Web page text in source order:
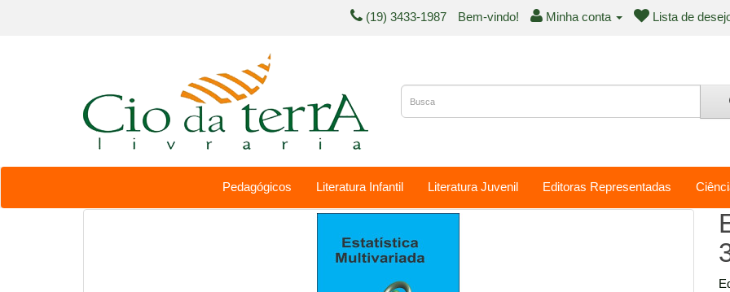
(19) 3433-1987 Bem-vindo! Minha conta Lista de
Pedagógicos Literatura Infantil Literatura Juvenil Editoras Representadas